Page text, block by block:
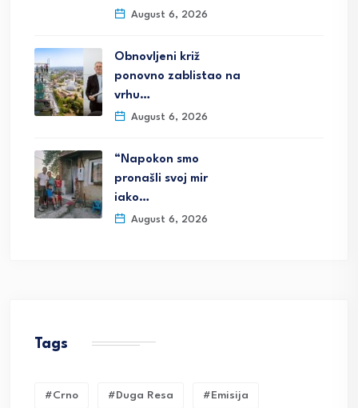
August 6, 2026
Obnovljeni križ
ponovno zablistao na
vrhu…
August 6, 2026
“Napokon smo
pronašli svoj mir
iako…
August 6, 2026
Tags
#crno #duga Resa #emisija